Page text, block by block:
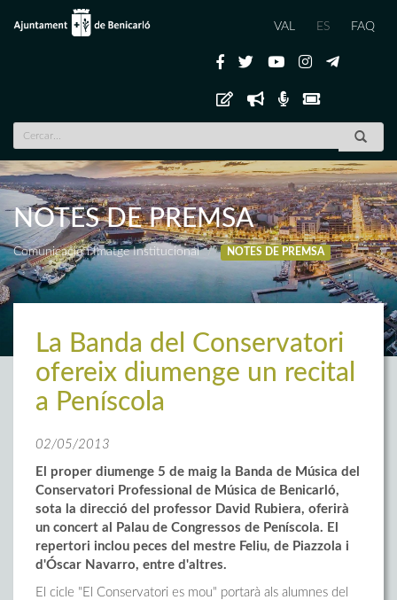
VAL ES FAQ
NOTES DE PREMSA
Comunicació i Imatge Institucional NOTES DE PREMSA
La Banda del Conservatori
ofereix diumenge un recital
a Peníscola
02/05/2013
El proper diumenge 5 de maig la Banda de Música del
Conservatori Professional de Música de Benicarló,
sota la direcció del professor David Rubiera, oferirà
un concert al Palau de Congressos de Peníscola. El
repertori inclou peces del mestre Feliu, de Piazzola i
d'Óscar Navarro, entre d'altres.
El cicle "El Conservatori es mou" portarà als alumnes del